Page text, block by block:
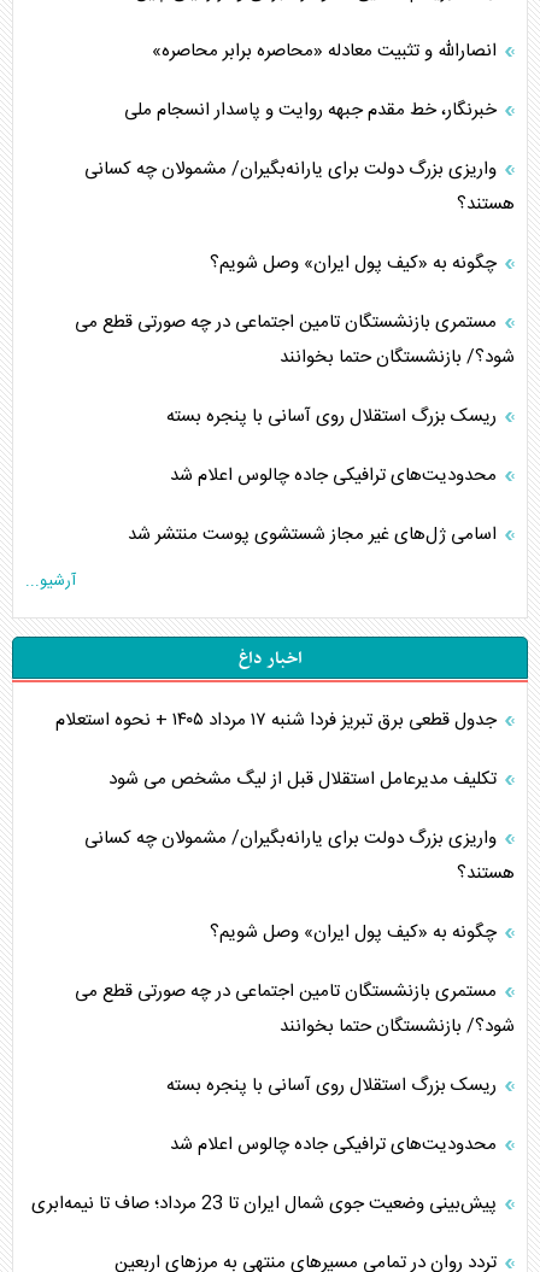
انصارالله و تثبیت معادله «محاصره برابر محاصره»
خبرنگار، خط مقدم جبهه روایت و پاسدار انسجام ملی
واریزی بزرگ دولت برای یارانه‌بگیران/ مشمولان چه کسانی
هستند؟
چگونه به «کیف پول ایران» وصل شویم؟
مستمری بازنشستگان تامین اجتماعی در چه صورتی قطع می
شود؟/ بازنشستگان حتما بخوانند
ریسک بزرگ استقلال روی آسانی با پنجره بسته
محدودیت‌های ترافیکی جاده چالوس اعلام شد
اسامی ژل‌های غیر مجاز شستشوی پوست منتشر شد
آرشیو...
اخبار داغ
جدول قطعی برق تبریز فردا شنبه ۱۷ مرداد ۱۴۰۵ + نحوه استعلام
تکلیف مدیرعامل استقلال قبل از لیگ مشخص می شود
واریزی بزرگ دولت برای یارانه‌بگیران/ مشمولان چه کسانی
هستند؟
چگونه به «کیف پول ایران» وصل شویم؟
مستمری بازنشستگان تامین اجتماعی در چه صورتی قطع می
شود؟/ بازنشستگان حتما بخوانند
ریسک بزرگ استقلال روی آسانی با پنجره بسته
محدودیت‌های ترافیکی جاده چالوس اعلام شد
پیش‌بینی وضعیت جوی شمال ایران تا 23 مرداد‌؛ صاف تا نیمه‌ابری
تردد روان در تمامی مسیرهای منتهی به مرزهای اربعین